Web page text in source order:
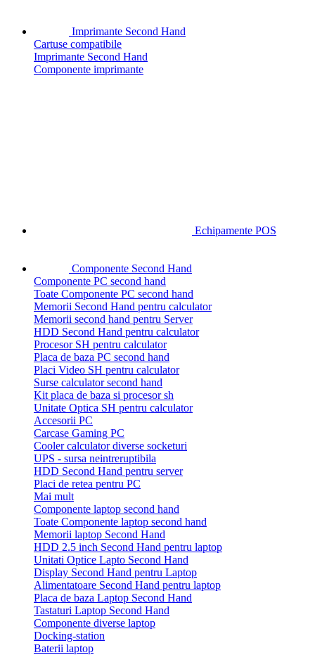
Imprimante Second Hand
Cartuse compatibile
Imprimante Second Hand
Componente imprimante
Echipamente POS
Componente Second Hand
Componente PC second hand
Toate Componente PC second hand
Memorii Second Hand pentru calculator
Memorii second hand pentru Server
HDD Second Hand pentru calculator
Procesor SH pentru calculator
Placa de baza PC second hand
Placi Video SH pentru calculator
Surse calculator second hand
Kit placa de baza si procesor sh
Unitate Optica SH pentru calculator
Accesorii PC
Carcase Gaming PC
Cooler calculator diverse socketuri
UPS - sursa neintreruptibila
HDD Second Hand pentru server
Placi de retea pentru PC
Mai mult
Componente laptop second hand
Toate Componente laptop second hand
Memorii laptop Second Hand
HDD 2.5 inch Second Hand pentru laptop
Unitati Optice Lapto Second Hand
Display Second Hand pentru Laptop
Alimentatoare Second Hand pentru laptop
Placa de baza Laptop Second Hand
Tastaturi Laptop Second Hand
Componente diverse laptop
Docking-station
Baterii laptop